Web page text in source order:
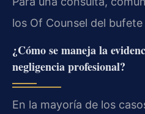
los Of Counsel del
¿Cómo se maneja la
negligencia profesional?
En la mayoría de los